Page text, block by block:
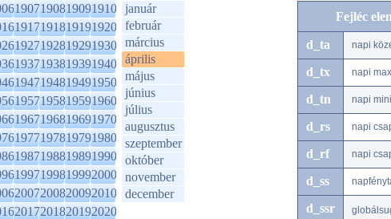
1907190819091910
1917191819191920
1927192819291930
1937193819391940
1947194819491950
1957195819591960
1967196819691970
1977197819791980
1987198819891990
1997199819992000
2007200820092010
2017201820192020
január
február
március
április
május
június
július
augusztus
szeptember
október
november
december
Fejléc
d_ta napi
d_tx napi
d_tn napi
d_rs napi
d_rf napi
d_ss
d_ssr